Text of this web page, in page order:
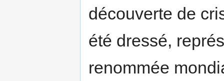
découverte de
été dressé,
renommée